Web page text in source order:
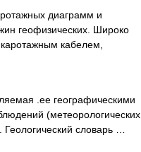
диаграмм и
геофизических. Широко
кабелем,
.ее географическими
(метеорологических,
словарь …